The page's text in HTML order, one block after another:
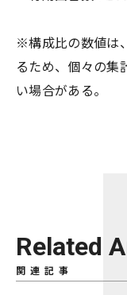
※構成比の数値は
るため、個々の集
い場合がある。
Related
関連記事